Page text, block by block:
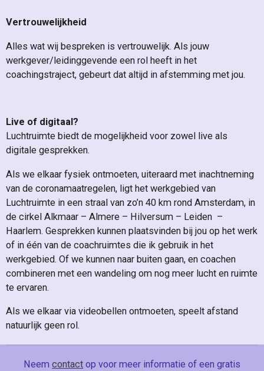
Vertrouwelijkheid
Alles wat wij bespreken is vertrouwelijk. Als jouw
werkgever/leidinggevende een rol heeft in het
coachingstraject, gebeurt dat altijd in afstemming met jou.
Live of digitaal?
Luchtruimte biedt de mogelijkheid voor zowel live als
digitale gesprekken.
Als we elkaar fysiek ontmoeten, uiteraard met inachtneming
van de coronamaatregelen, ligt het werkgebied van
Luchtruimte in een straal van zo’n 40 km rond Amsterdam, in
de cirkel Alkmaar – Almere – Hilversum – Leiden –
Haarlem. Gesprekken kunnen plaatsvinden bij jou op het werk
of in één van de coachruimtes die ik gebruik in het
werkgebied. Of we kunnen naar buiten gaan, en coachen
combineren met een wandeling om nog meer lucht en ruimte
te ervaren.
Als we elkaar via videobellen ontmoeten, speelt afstand
natuurlijk geen rol.
Neem contact op voor meer informatie of een gratis